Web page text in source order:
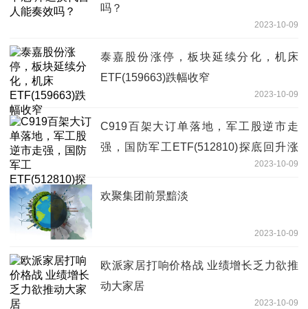
吗？
2023-10-09
泰嘉股份涨停，板块延续分化，机床
ETF(159663)跌幅收窄
2023-10-09
C919百架大订单落地，军工股逆市走
强，国防军工ETF(512810)探底回升涨
2023-10-09
欢聚集团前景黯淡
2023-10-09
欧派家居打响价格战 业绩增长乏力欲推
动大家居
2023-10-09